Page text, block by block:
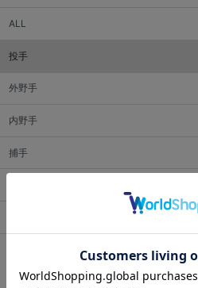
ALL
投手
外野手
内野手
捕手